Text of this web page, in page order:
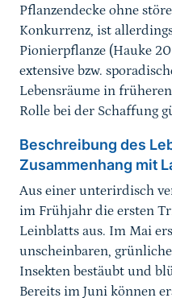
Pflanzendecke ohne
Konkurrenz, ist
Pionierpflanze (Hauke
extensive bzw.
Lebensräume in
Rolle bei der Schaffung
Beschreibung des
Zusammenhang mit
Aus einer unterirdisch
im Frühjahr die ersten
Leinblatts aus. Im Mai
unscheinbaren,
Insekten bestäubt und
Bereits im Juni können